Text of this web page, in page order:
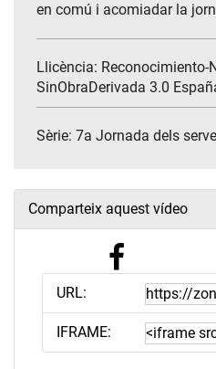
en comú i acomiadar la
Llicència: Reconocimiento-
SinObraDerivada 3.0
Sèrie: 7a Jornada dels
Comparteix aquest vídeo
URL:
IFRAME: